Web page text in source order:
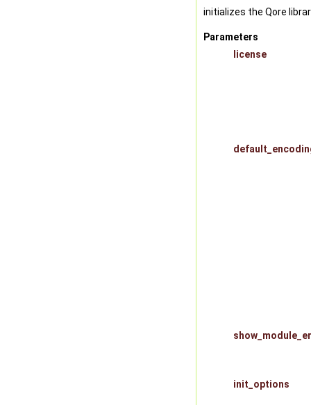
initializes the Qore
Parameters
license
init_options